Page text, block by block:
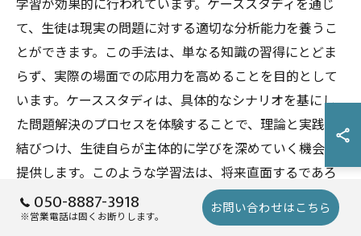
学習が効果的に行われています。ケーススタディを通じ
て、生徒は現実の問題に対する適切な分析能力を養うこ
とができます。この手法は、単なる知識の習得にとどま
らず、実際の場面での応用力を高めることを目的として
います。ケーススタディは、具体的なシナリオを基にし
た問題解決のプロセスを体験することで、理論と実践を
結びつけ、生徒自らが主体的に学びを深めていく機会を
提供します。このような学習法は、将来直面するであろ
う複雑な課題に対する対応力を備えるための重要なステ
ップとなります。また、ケーススタディを通じて学んだ
050-8887-3918
※営業電話は固くお断りします。 お問い合わせはこちら